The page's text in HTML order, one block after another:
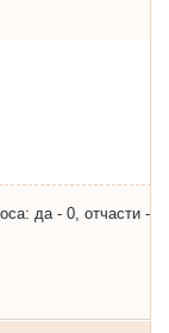
да - 0, отчасти -